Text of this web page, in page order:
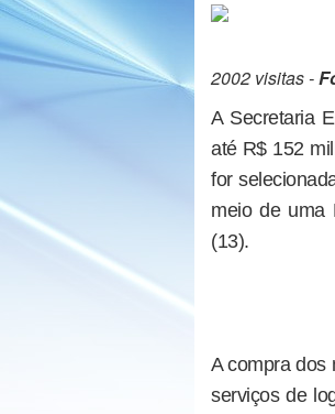
2002 visitas -
A Secretaria
até R$ 152
for
meio de uma
(13).
A compra dos
serviços de